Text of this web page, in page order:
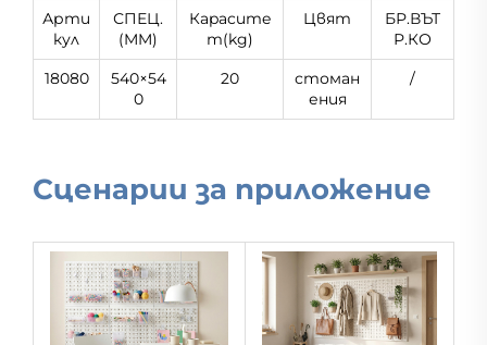
Арти
кул
СПЕЦ.
(MM)
Кapacитe
т(kg)
Цвят
БР.ВЪТ
Р.КО
18080
540×54
0
20
стоман
ения
/
Сценарии за приложение